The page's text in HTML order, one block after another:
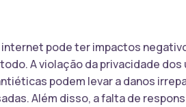
pode ter impactos
A violação da privacidade
podem levar a danos
Além disso, a falta de